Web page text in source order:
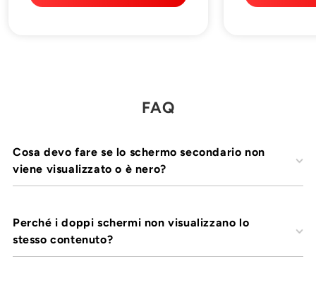
FAQ
Cosa devo fare se lo schermo secondario non
viene visualizzato o è nero?
Perché i doppi schermi non visualizzano lo
stesso contenuto?